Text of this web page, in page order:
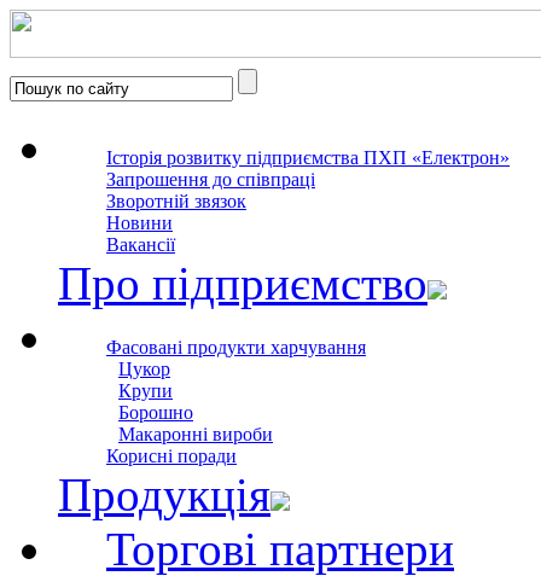
Історія розвитку підприємства ПХП «Електрон»
Запрошення до співпраці
Зворотній звязок
Новини
Вакансії
Про підприємство
Фасовані продукти харчування
Цукор
Крупи
Борошно
Макаронні вироби
Корисні поради
Продукція
Торгові партнери